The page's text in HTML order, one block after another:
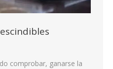
comprobar, ganarse la